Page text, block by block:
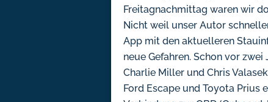
Freitagnachmittag waren wir
Nicht weil unser Autor
App mit den aktuelleren
neue Gefahren. Schon vor
Charlie Miller und Chris
Ford Escape und Toyota Prius